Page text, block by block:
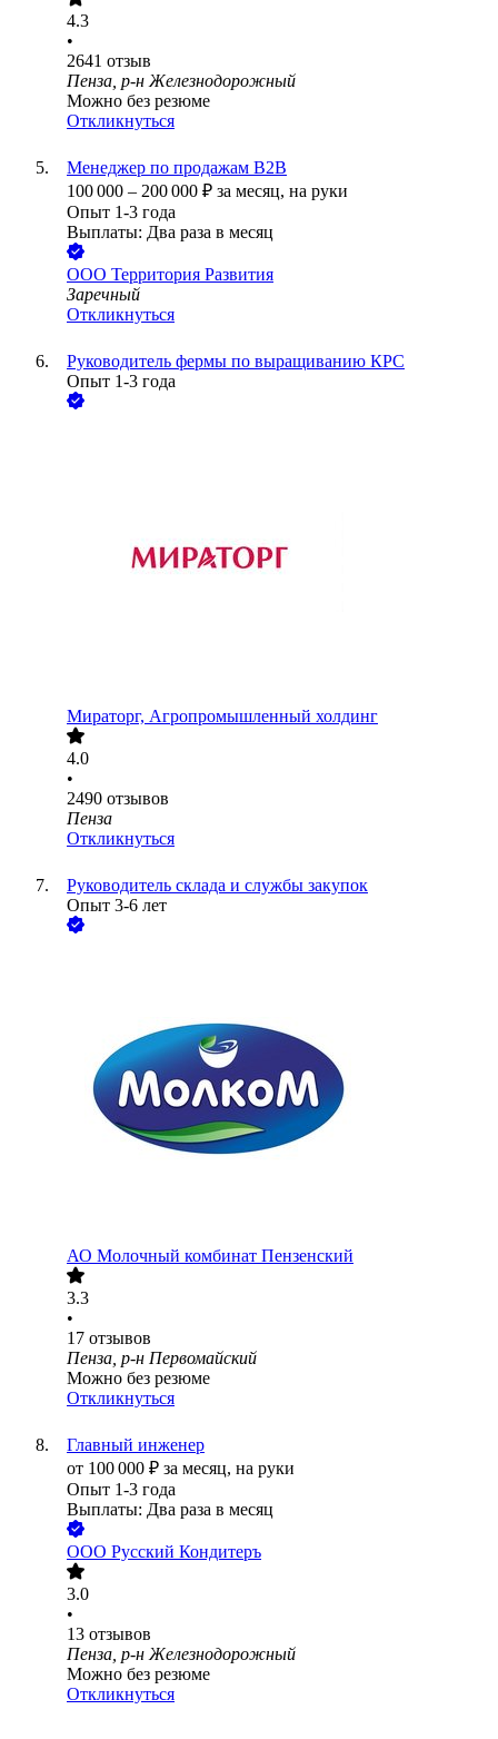
4.3
•
2641 отзыв
Пенза, р-н Железнодорожный
Можно без резюме
Откликнуться
Менеджер по продажам B2B
100 000 – 200 000 ₽ за месяц, на руки
Опыт 1-3 года
Выплаты: Два раза в месяц
ООО Территория Развития
Заречный
Откликнуться
Руководитель фермы по выращиванию КРС
Опыт 1-3 года
Мираторг, Агропромышленный холдинг
4.0
•
2490 отзывов
Пенза
Откликнуться
Руководитель склада и службы закупок
Опыт 3-6 лет
АО Молочный комбинат Пензенский
3.3
•
17 отзывов
Пенза, р-н Первомайский
Можно без резюме
Откликнуться
Главный инженер
от 100 000 ₽ за месяц, на руки
Опыт 1-3 года
Выплаты: Два раза в месяц
ООО Русский Кондитеръ
3.0
•
13 отзывов
Пенза, р-н Железнодорожный
Можно без резюме
Откликнуться